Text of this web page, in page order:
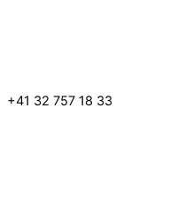
+41 32 757 18 33